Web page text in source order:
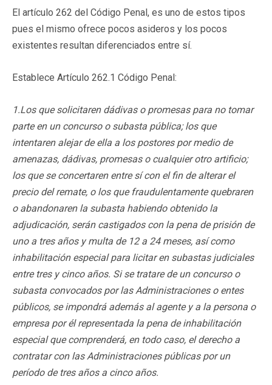
El artículo 262 del Código Penal, es uno de estos tipos
pues el mismo ofrece pocos asideros y los pocos
existentes resultan diferenciados entre sí.
Establece Artículo 262.1 Código Penal:
1.Los que solicitaren dádivas o promesas para no tomar
parte en un concurso o subasta pública; los que
intentaren alejar de ella a los postores por medio de
amenazas, dádivas, promesas o cualquier otro artificio;
los que se concertaren entre sí con el fin de alterar el
precio del remate, o los que fraudulentamente quebraren
o abandonaren la subasta habiendo obtenido la
adjudicación, serán castigados con la pena de prisión de
uno a tres años y multa de 12 a 24 meses, así como
inhabilitación especial para licitar en subastas judiciales
entre tres y cinco años. Si se tratare de un concurso o
subasta convocados por las Administraciones o entes
públicos, se impondrá además al agente y a la persona o
empresa por él representada la pena de inhabilitación
especial que comprenderá, en todo caso, el derecho a
contratar con las Administraciones públicas por un
período de tres años a cinco años.